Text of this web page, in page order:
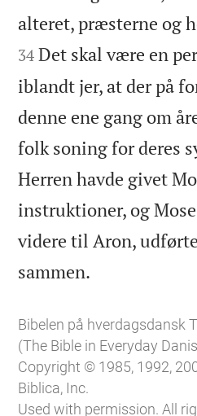
alteret, præsterne og
34 Det skal være en
iblandt jer, at der på
denne ene gang om
folk soning for deres
Herren havde givet
instruktioner, og
videre til Aron,
sammen.
Bibelen på hverdagsdansk
(The Bible in Everyday
Copyright © 1985, 1992,
Biblica, Inc.
Used with permission. All